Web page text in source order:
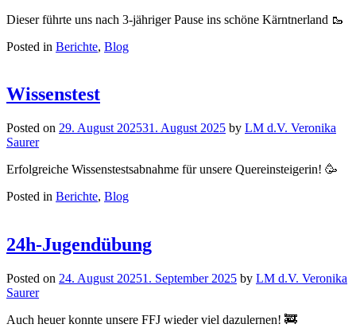
Dieser führte uns nach 3-jähriger Pause ins schöne Kärntnerland 🥾
Posted in Berichte, Blog
Wissenstest
Posted on 29. August 202531. August 2025 by LM d.V. Veronika
Saurer
Erfolgreiche Wissenstestsabnahme für unsere Quereinsteigerin! 🥳
Posted in Berichte, Blog
24h-Jugendübung
Posted on 24. August 20251. September 2025 by LM d.V. Veronika
Saurer
Auch heuer konnte unsere FFJ wieder viel dazulernen! 🚒